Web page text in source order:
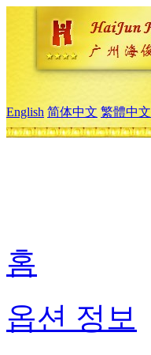
English 简体中文 繁體中文
홈
옵션 정보